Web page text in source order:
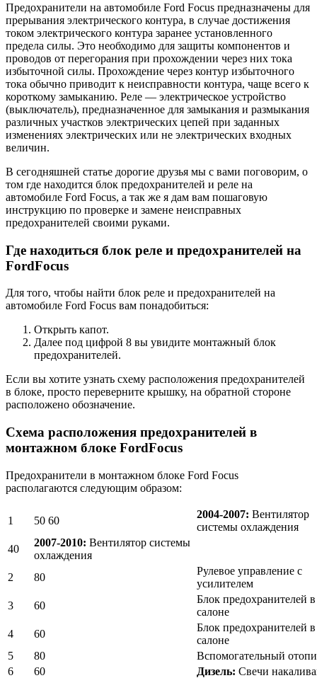
Предохранители на автомобиле Ford Focus предназначены для
прерывания электрического контура, в случае достижения
током электрического контура заранее установленного
предела силы. Это необходимо для защиты компонентов и
проводов от перегорания при прохождении через них тока
избыточной силы. Прохождение через контур избыточного
тока обычно приводит к неисправности контура, чаще всего к
короткому замыканию. Реле — электрическое устройство
(выключатель), предназначенное для замыкания и размыкания
различных участков электрических цепей при заданных
изменениях электрических или не электрических входных
величин.
В сегодняшней статье дорогие друзья мы с вами поговорим, о
том где находится блок предохранителей и реле на
автомобиле Ford Focus, а так же я дам вам пошаговую
инструкцию по проверке и замене неисправных
предохранителей своими руками.
Где находиться блок реле и предохранителей на
FordFocus
Для того, чтобы найти блок реле и предохранителей на
автомобиле Ford Focus вам понадобиться:
Открыть капот.
Далее под цифрой 8 вы увидите монтажный блок
предохранителей.
Если вы хотите узнать схему расположения предохранителей
в блоке, просто переверните крышку, на обратной стороне
расположено обозначение.
Схема расположения предохранителей в
монтажном блоке FordFocus
Предохранители в монтажном блоке Ford Focus
располагаются следующим образом:
1 50 60
2004-2007: Вентилятор
системы охлаждения
40
2007-2010: Вентилятор системы
охлаждения
2
80
Рулевое управление с
усилителем
3
60
Блок предохранителей в
салоне
4
60
Блок предохранителей в
салоне
5
80
Вспомогательный
6
60 Дизель: Свечи